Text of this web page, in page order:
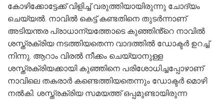
കോഴിക്കോട്ടേക്ക് വിളിച്ച് വരുത്തിയായിരുന്നു ചോദ്യം
ചെയ്യൽ. നാവിൽ കെട്ട് കണ്ടതിനെ തുടർന്നാണ്
അടിയന്തര പ്രാധാന്യത്തോടെ കുഞ്ഞിൻ്റെ നാവിൽ
ശസ്ത്രക്രിയ നടത്തിയതെന്ന വാദത്തിൽ ഡോക്ടർ ഉറച്ച്
നിന്നു. ആറാം വിരൽ നീക്കം ചെയ്യാനുള്ള
ശസ്ത്രക്രിയക്കായി കുഞ്ഞിനെ പരിശോധിച്ചപ്പോഴാണ്
നാവിലെ തകരാർ കണ്ടെത്തിയതെന്നും ഡോക്ടർ മൊഴി
നൽകി. ശസ്ത്രക്രിയ സമയത്ത് ഒപ്പമുണ്ടായിരുന്ന